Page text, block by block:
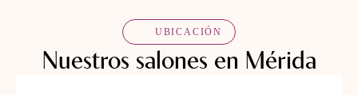
UBICACIÓN
Nuestros salones en Mérida